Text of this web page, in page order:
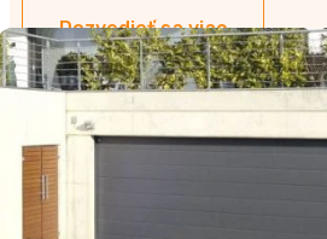
Dozvedieť sa viac